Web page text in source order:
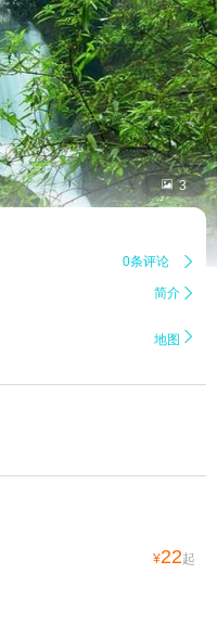
 3
0条评论 
简介 
地图 
¥22起